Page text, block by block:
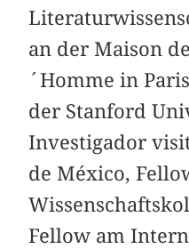
an der Maison
´Homme in
der Stanford
Investigador
de México,
Fellow am